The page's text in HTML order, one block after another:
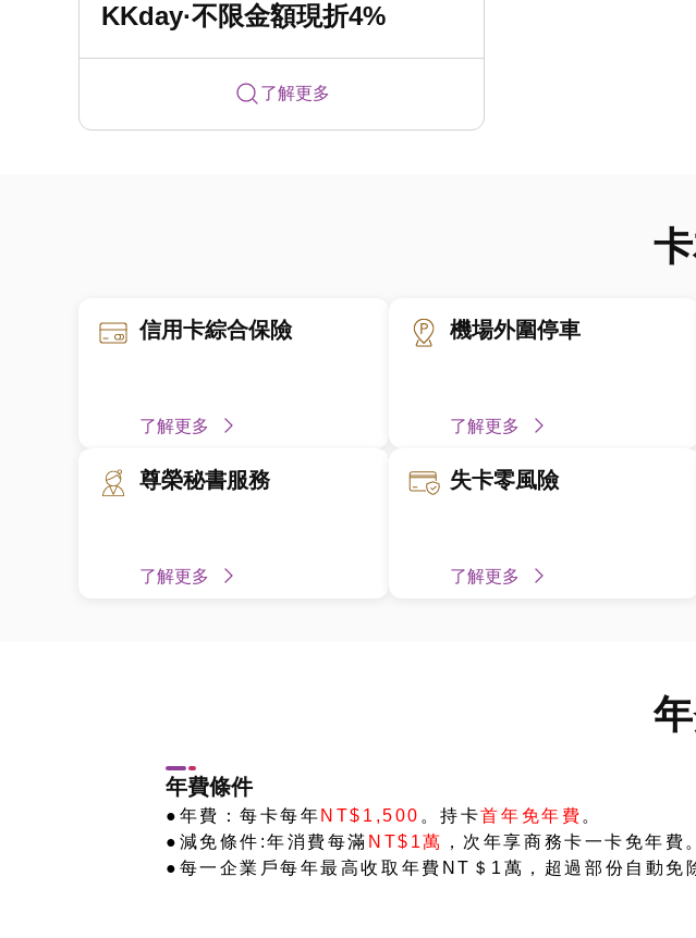
KKday·不限金額現折4%
了解更多
信用卡綜合保險
了解更多
機場外圍停車
了解更多
尊榮秘書服務
了解更多
失卡零風險
了解更多
年費條件
●年費：每卡每年 NT$1,500 。持卡首年免年費 。
●減免條件:年消費每滿 NT$1萬 ，次年享商務卡一卡免年費。
●每一企業戶每年最高收取年費NT＄1萬，超過部份自動免